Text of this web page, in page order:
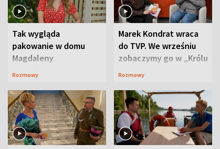
Tak wygląda
pakowanie w domu
Magdaleny
Waligórskiej-Lisieckiej.
Rozmowy
Marek Kondrat wraca
do TVP. We wrześniu
zobaczymy go w „Królu
Maciusiu I”
Rozmowy